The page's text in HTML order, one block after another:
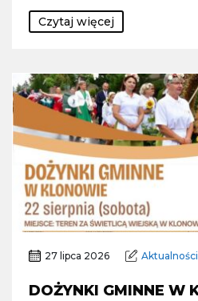
Czytaj więcej
27 lipca 2026 Aktualności
DOŻYNKI GMINNE W